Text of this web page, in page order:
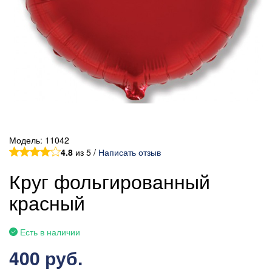
Модель: 11042
4.8 из 5 / Написать отзыв
Круг фольгированный
красный
Есть в наличии
400 руб.